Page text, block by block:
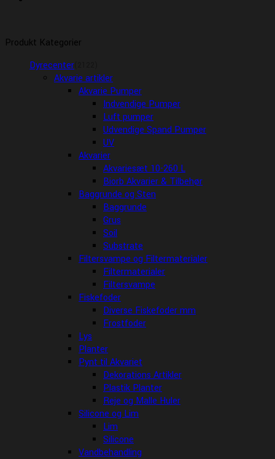
Produkt Kategorier
Dyrecenter
Akvarie artikler
Akvarie Pumper
Indvendige Pumper
Luft pumper
Udvendige Spand Pumper
UV
Akvarier
Akvariesæt 10-260 L
Biorb Akvarier & Tilbehør
Baggrunde og Sten
Baggrunde
Grus
Soil
Substrate
Filtersvampe og Filtermaterialer
Filtermaterialer
Filtersvampe
Fiskefoder
Diverse Fiskefoder mm
Frostfoder
Lys
Planter
Pynt til Akvariet
Dekorations Artikler
Plastik Planter
Reje og Malle Huler
Silicone og Lim
Lim
Silicone
Vandbehandling